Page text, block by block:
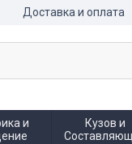
Доставка и оплата
и
Кузов и